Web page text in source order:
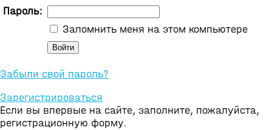
Пароль:
Запомнить меня на этом компьютере
Забыли свой пароль?
Зарегистрироваться
Если вы впервые на сайте, заполните, пожалуйста,
регистрационную форму.